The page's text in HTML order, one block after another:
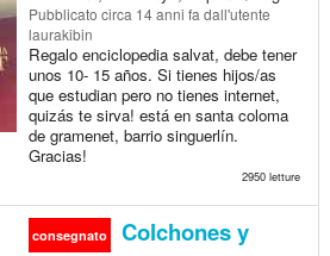
Pubblicato circa 14 anni fa dall'utente
laurakibin
Regalo enciclopedia salvat, debe tener
unos 10- 15 años. Si tienes hijos/as
que estudian pero no tienes internet,
quizás te sirva! está en santa coloma
de gramenet, barrio singuerlín.
Gracias!
2950 letture
consegnato
Colchones y